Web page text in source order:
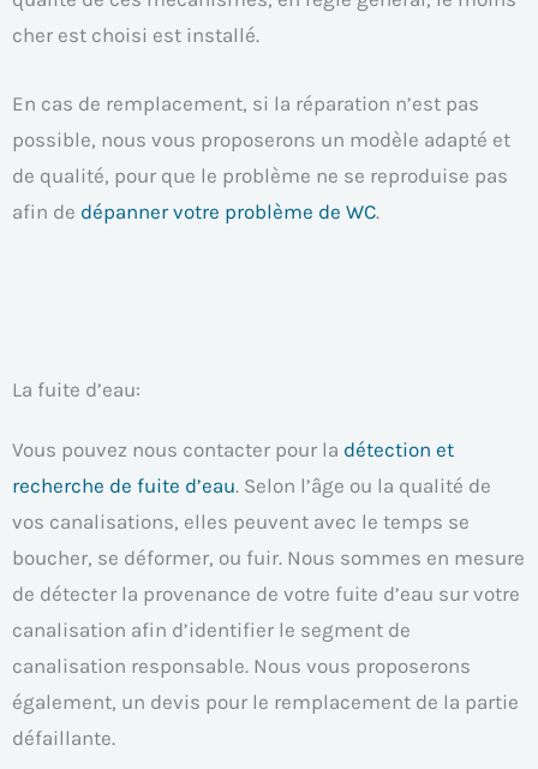
cher est choisi est installé.
En cas de remplacement, si la réparation n’est pas
possible, nous vous proposerons un modèle adapté et
de qualité, pour que le problème ne se reproduise pas
afin de dépanner votre problème de WC.
La fuite d’eau:
Vous pouvez nous contacter pour la détection et
recherche de fuite d’eau. Selon l’âge ou la qualité de
vos canalisations, elles peuvent avec le temps se
boucher, se déformer, ou fuir. Nous sommes en mesure
de détecter la provenance de votre fuite d’eau sur votre
canalisation afin d’identifier le segment de
canalisation responsable. Nous vous proposerons
également, un devis pour le remplacement de la partie
défaillante.